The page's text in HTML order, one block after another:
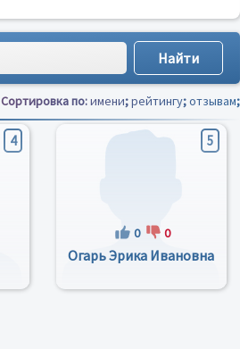
Сортировка по:имени;рейтингу;отзывам;
4 5
0 0
Огарь Эрика Ивановна